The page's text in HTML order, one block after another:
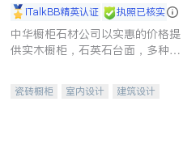
iTalkBB精英认证 执照已核实
中华橱柜石材公司以实惠的价格提
供实木橱柜，石英石台面，多种优
机。品质厨房，家的选择。
瓷砖橱柜 室内设计
建筑设计